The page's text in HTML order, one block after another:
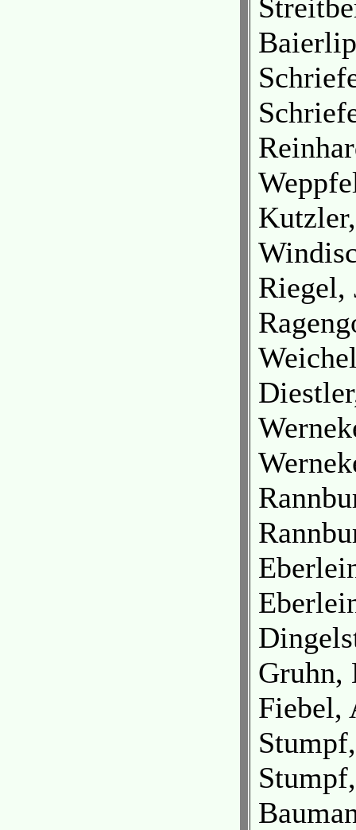
Riegel,
Gruhn,
Fiebel,